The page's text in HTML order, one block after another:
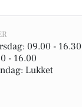
09.00 - 16.30
- 16.00
Lukket